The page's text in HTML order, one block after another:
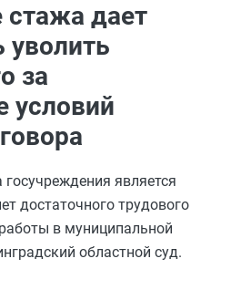
стажа дает
за
условий
является
достаточного трудового
в муниципальной
областной суд.